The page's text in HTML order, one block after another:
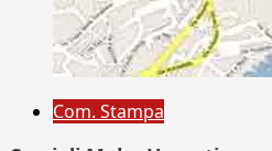
Com. Stampa